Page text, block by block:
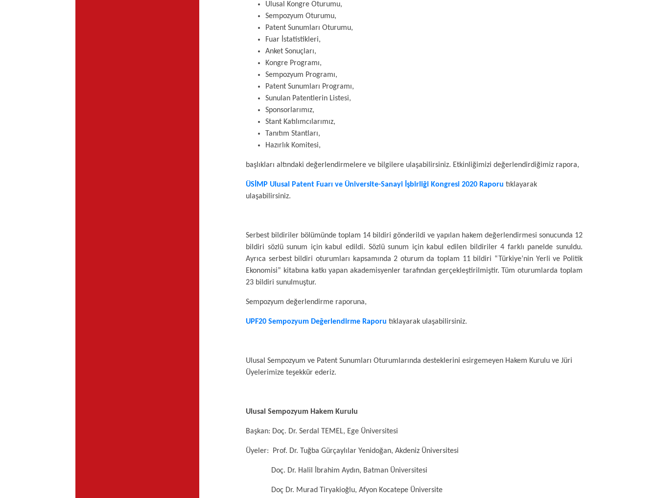
Ulusal Kongre Oturumu,
Sempozyum Oturumu,
Patent Sunumları Oturumu,
Fuar İstatistikleri,
Anket Sonuçları,
Kongre Programı,
Sempozyum Programı,
Patent Sunumları Programı,
Sunulan Patentlerin Listesi,
Sponsorlarımız,
Stant Katılımcılarımız,
Tanıtım Stantları,
Hazırlık Komitesi,
başlıkları altındaki değerlendirmelere ve bilgilere ulaşabilirsiniz. Etkinliğimizi değerlendirdiğimiz rapora,
ÜSİMP Ulusal Patent Fuarı ve Üniversite-Sanayi İşbirliği Kongresi 2020 Raporu tıklayarak
ulaşabilirsiniz.
Serbest bildiriler bölümünde toplam 14 bildiri gönderildi ve yapılan hakem değerlendirmesi sonucunda 12
bildiri sözlü sunum için kabul edildi. Sözlü sunum için kabul edilen bildiriler 4 farklı panelde sunuldu.
Ayrıca serbest bildiri oturumları kapsamında 2 oturum da toplam 11 bildiri “Türkiye’nin Yerli ve Politik
Ekonomisi” kitabına katkı yapan akademisyenler tarafından gerçekleştirilmiştir. Tüm oturumlarda toplam
23 bildiri sunulmuştur.
Sempozyum değerlendirme raporuna,
UPF20 Sempozyum Değerlendirme Raporu tıklayarak ulaşabilirsiniz.
Ulusal Sempozyum ve Patent Sunumları Oturumlarında desteklerini esirgemeyen Hakem Kurulu ve Jüri
Üyelerimize teşekkür ederiz.
Ulusal Sempozyum Hakem Kurulu
Başkan: Doç. Dr. Serdal TEMEL, Ege Üniversitesi
Üyeler: Prof. Dr. Tuğba Gürçaylılar Yenidoğan, Akdeniz Üniversitesi
Doç. Dr. Halil İbrahim Aydın, Batman Üniversitesi
Doç Dr. Murad Tiryakioğlu, Afyon Kocatepe Üniversite